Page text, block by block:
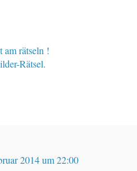
am rätseln !
Rätsel.
2014 um 22:00